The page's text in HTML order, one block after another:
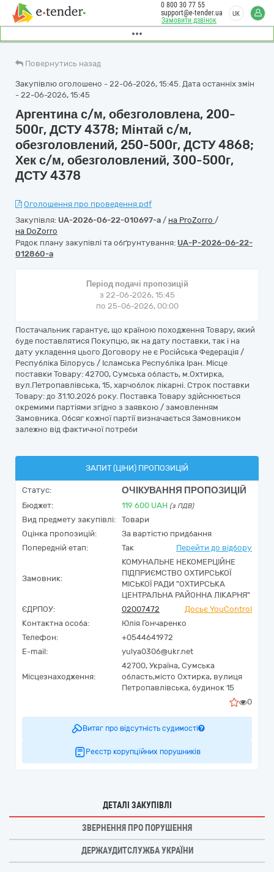
Замовити дзвінок
0 800 30 77 55
support@e-tender.ua
UK
Повернутись назад
Закупівлю оголошено - 22-06-2026, 15:45. Дата останніх змін
- 22-06-2026, 15:45
Аргентина с/м, обезголовлена, 200-
500г, ДСТУ 4378; Мінтай с/м,
обезголовлений, 250-500г, ДСТУ 4868;
Хек с/м, обезголовлений, 300-500г,
ДСТУ 4378
Оголошення про проведення.pdf
Закупівля: UA-2026-06-22-010697-a / на ProZorro /
на DoZorro
Рядок плану закупівлі та обґрунтування: UA-P-2026-06-22-
012860-a
Період подачі пропозицій
з 22-06-2026, 15:45
по 25-06-2026, 00:00
Постачальник гарантує, що країною походження Товару, який
буде поставлятися Покупцю, як на дату поставки, так і на
дату укладення цього Договору не є Російська Федерація /
Республіка Білорусь / Ісламська Республіка Іран. Місце
поставки Товару: 42700, Сумська область, м.Охтирка,
вул.Петропавлівська, 15, харчоблок лікарні. Строк поставки
Товару: до 31.10.2026 року. Поставка Товару здійснюється
окремими партіями згідно з заявкою / замовленням
Замовника. Обсяг кожної партії визначається Замовником
залежно від фактичної потреби
ЗАПИТ (ЦІНИ) ПРОПОЗИЦІЙ
Статус: ОЧІКУВАННЯ ПРОПОЗИЦІЙ
Бюджет: 119 600 UAH (з ПДВ)
Вид предмету закупівлі:
Товари
Оцінка пропозицій:
За вартістю придбання
Попередній етап:
Так Перейти до відбору
Замовник:
КОМУНАЛЬНЕ НЕКОМЕРЦІЙНЕ
ПІДПРИЄМСТВО ОХТИРСЬКОЇ
МІСЬКОЇ РАДИ "ОХТИРСЬКА
ЦЕНТРАЛЬНА РАЙОННА ЛІКАРНЯ"
ЄДРПОУ:
02007472
Досьє YouControl
Контактна особа:
Юлія Гончаренко
Телефон:
+0544641972
E-mail:
yulya0306@ukr.net
Місцезнаходження:
42700, Україна, Сумська
область,місто Охтирка, вулиця
Петропавлівська, будинок 15
0
Витяг про відсутність судимості
Реєстр корупційних порушників
ДЕТАЛІ ЗАКУПІВЛІ
ЗВЕРНЕННЯ ПРО ПОРУШЕННЯ
ДЕРЖАУДИТСЛУЖБА УКРАЇНИ